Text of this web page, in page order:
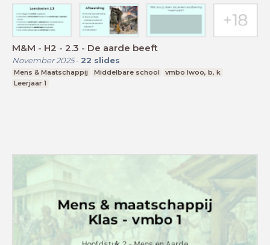
M&M - H2 - 2.3 - De aarde beeft
November 2025- 22 slides
Mens & Maatschappij Middelbare school
vmbo lwoo, b, k
Leerjaar 1